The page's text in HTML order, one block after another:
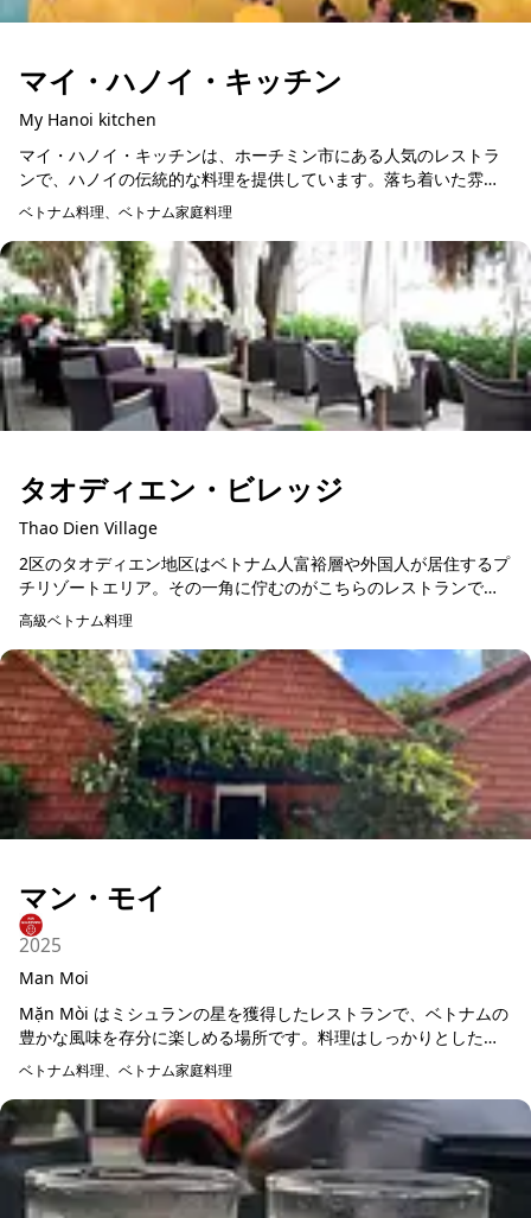
マイ・ハノイ・キッチン
My Hanoi kitchen
マイ・ハノイ・キッチンは、ホーチミン市にある人気のレストラ
ンで、ハノイの伝統的な料理を提供しています。落ち着いた雰囲
気の店内で、フォーやバインミーなど、北部ベトナムの名物料理
を楽しめます。高品質...
ベトナム料理、ベトナム家庭料理
タオディエン・ビレッジ
Thao Dien Village
2区のタオディエン地区はベトナム人富裕層や外国人が居住するプ
チリゾートエリア。その一角に佇むのがこちらのレストランで
す。サイゴン川沿いに位置するヴィラ風のレストラン・カフェで
すが、おすすめはサイ...
高級ベトナム料理
マン・モイ
2025
Man Moi
Mặn Mòi はミシュランの星を獲得したレストランで、ベトナムの
豊かな風味を存分に楽しめる場所です。料理はしっかりとした味
付けが特徴で、見た目にも美しく、一皿一皿が芸術的に盛り付け
られています...
ベトナム料理、ベトナム家庭料理